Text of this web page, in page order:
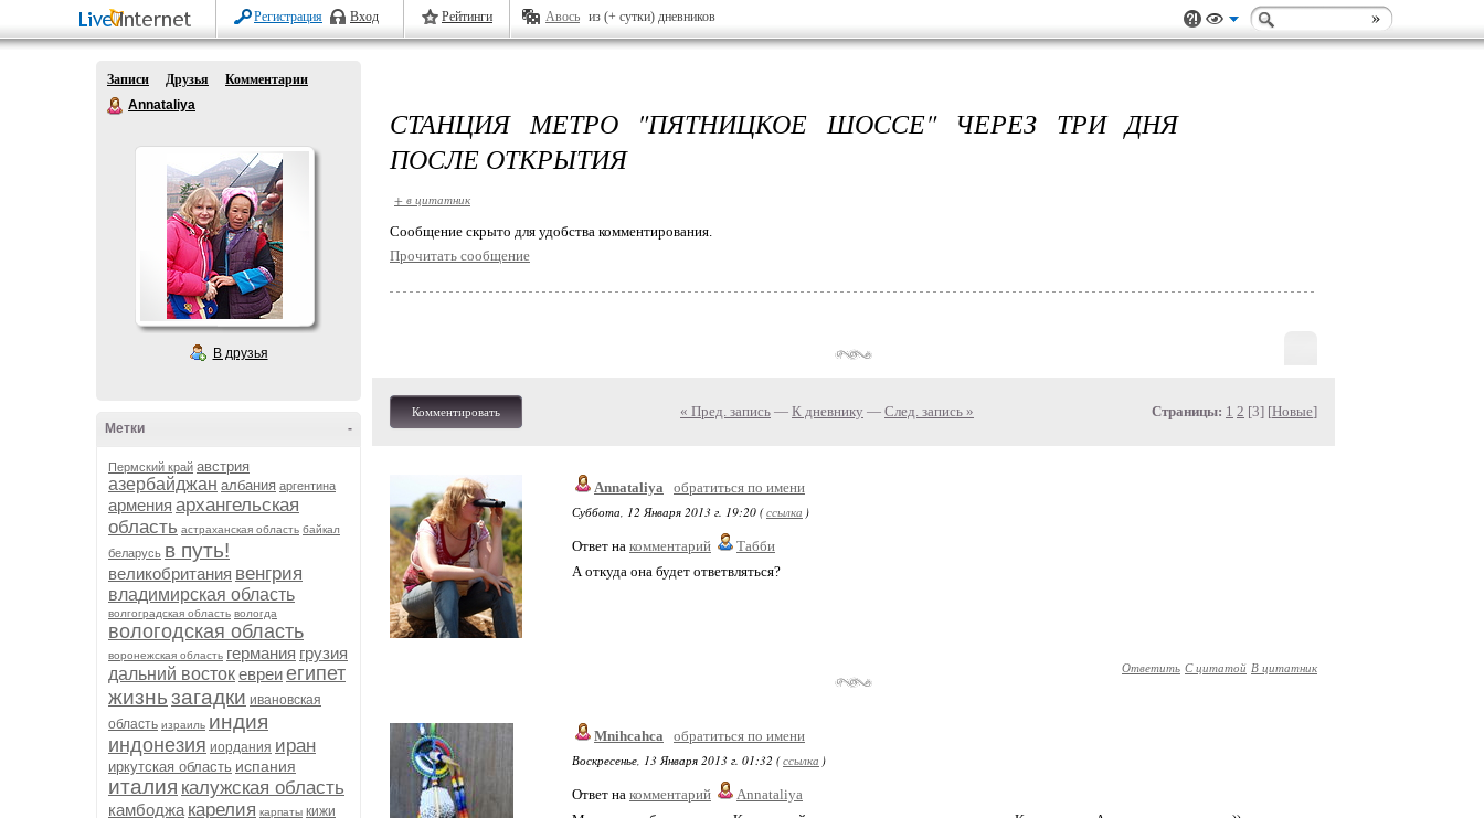
Регистрация Вход Рейтинги Авось из (+ сутки) дневников
Записи Друзья
Комментарии
Annataliya
В друзья
-
Метки
Пермский край австрия
азербайджан албания аргентина
армения архангельская
область астраханская область байкал
беларусь в путь!
великобритания венгрия
владимирская область
волгоградская область вологда
вологодская область
воронежская область германия грузия
дальний востокевреиегипет
жизньзагадки ивановская
область израиль индия
индонезия иордания иран
иркутская область испания
италия калужская область
камбоджа карелия карпаты кижи
СТАНЦИЯ МЕТРО "ПЯТНИЦКОЕ ШОССЕ" ЧЕРЕЗ ТРИ ДНЯ
ПОСЛЕ ОТКРЫТИЯ
+ в цитатник
Cообщение скрыто для удобства комментирования.
Прочитать сообщение
Комментировать « Пред. запись — К дневнику — След. запись » Страницы: 1 2 [3] [Новые]
Annataliya
обратиться по имени
Суббота, 12 Января 2013 г. 19:20 (ссылка )
Ответ на комментарий
Табби
А откуда она будет ответвляться?
Ответить С цитатой В цитатник
Mnihcahca
обратиться по имени
Воскресенье, 13 Января 2013 г. 01:32 (ссылка )
Ответ на комментарий
Annataliya